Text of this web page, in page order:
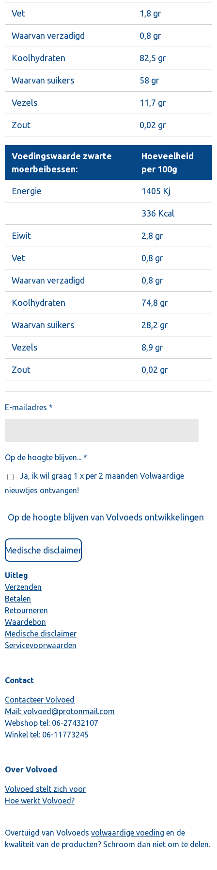
Vet 1,8 gr
Waarvan verzadigd 0,8 gr
Koolhydraten 82,5 gr
Waarvan suikers 58 gr
Vezels 11,7 gr
Zout 0,02 gr
Voedingswaarde zwarte
moerbeibessen:
Hoeveelheid
per 100g
Energie 1405 Kj
336 Kcal
Eiwit 2,8 gr
Vet 0,8 gr
Waarvan verzadigd 0,8 gr
Koolhydraten 74,8 gr
Waarvan suikers 28,2 gr
Vezels 8,9 gr
Zout 0,02 gr
E-mailadres *
Op de hoogte blijven... *
Ja, ik wil graag 1 x per 2 maanden Volwaardige
nieuwtjes ontvangen!
Op de hoogte blijven van Volvoeds ontwikkelingen
Medische disclaimer
Uitleg
Verzenden
Betalen
Retourneren
Waardebon
Medische disclaimer
Servicevoorwaarden
Contact
Contacteer Volvoed
Mail: volvoed@protonmail.com
Webshop tel: 06-27432107
Winkel tel: 06-11773245
Over Volvoed
Volvoed stelt zich voor
Hoe werkt Volvoed?
Overtuigd van Volvoeds volwaardige voeding en de
kwaliteit van de producten? Schroom dan niet om te delen.